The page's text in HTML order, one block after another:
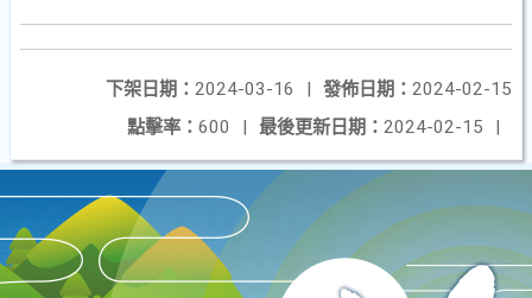
發佈日期： 2024-02-15
下架日期： 2024-03-16
|
最後更新日期： 2024-02-15 |
點擊率： 600 |